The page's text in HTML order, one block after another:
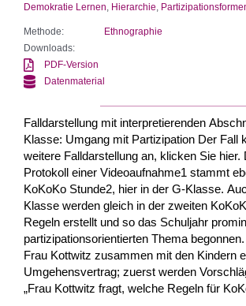
Demokratie Lernen Hierarchie
Methode:
Ethnographie
Downloads:
PDF-Version
Datenmaterial
Falldarstellung mit interpretierenden
Klasse: Umgang mit Partizipation Der Fall
weitere Falldarstellung an, klicken Sie hier.
Protokoll einer Videoaufnahme1 stammt
KoKoKo Stunde2, hier in der G-Klasse.
Klasse werden gleich in der zweiten
Regeln erstellt und so das Schuljahr
partizipationsorientierten Thema
Frau Kottwitz zusammen mit den Kindern
Umgehensvertrag; zuerst werden
„Frau Kottwitz fragt, welche Regeln für